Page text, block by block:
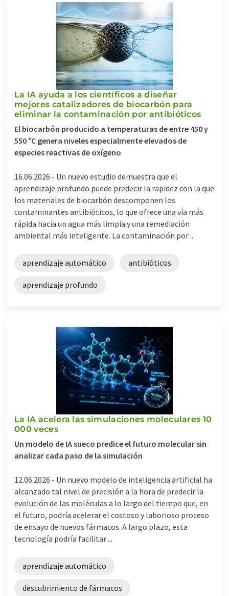
La IA ayuda a los científicos a diseñar
mejores catalizadores de biocarbón para
eliminar la contaminación por antibióticos
El biocarbón producido a temperaturas de entre 450 y
550 °C genera niveles especialmente elevados de
especies reactivas de oxígeno
16.06.2026 - Un nuevo estudio demuestra que el
aprendizaje profundo puede predecir la rapidez con la que
los materiales de biocarbón descomponen los
contaminantes antibióticos, lo que ofrece una vía más
rápida hacia un agua más limpia y una remediación
ambiental más inteligente. La contaminación por ...
aprendizaje automático antibióticos
aprendizaje profundo
La IA acelera las simulaciones moleculares 10
000 veces
Un modelo de IA sueco predice el futuro molecular sin
analizar cada paso de la simulación
12.06.2026 - Un nuevo modelo de inteligencia artificial ha
alcanzado tal nivel de precisión a la hora de predecir la
evolución de las moléculas a lo largo del tiempo que, en
el futuro, podría acelerar el costoso y laborioso proceso
de ensayo de nuevos fármacos. A largo plazo, esta
tecnología podría facilitar ...
aprendizaje automático
descubrimiento de fármacos